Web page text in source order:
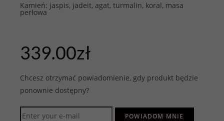
Kamień: jaspis, jadeit, agat, turmalin, koral, masa
perłowa
339.00zł
Chcesz otrzymać powiadomienie, gdy produkt będzie
ponownie dostępny?
POWIADOM MNIE